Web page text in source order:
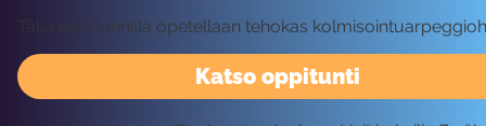
Katso oppitunti
Tällä oppitunnilla opetellaan tehokas